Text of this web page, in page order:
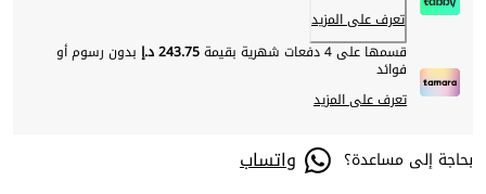
تعرف على المزيد
قسمها على 4 دفعات شهرية بقيمة
243.75 د.إ بدون رسوم أو
فوائد
تعرف على المزيد
بحاجة إلى مساعدة؟ واتساب